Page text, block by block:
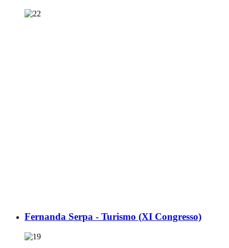
Fernanda Serpa - Turismo (XI Congresso)